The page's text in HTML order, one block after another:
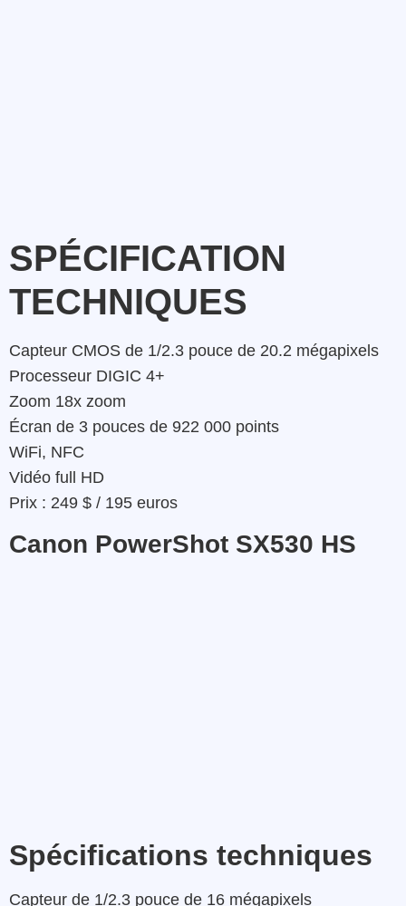
SPÉCIFICATION
TECHNIQUES
Capteur CMOS de 1/2.3 pouce de 20.2 mégapixels
Processeur DIGIC 4+
Zoom 18x zoom
Écran de 3 pouces de 922 000 points
WiFi, NFC
Vidéo full HD
Prix : 249 $ / 195 euros
Canon PowerShot SX530 HS
Spécifications techniques
Capteur de 1/2.3 pouce de 16 mégapixels